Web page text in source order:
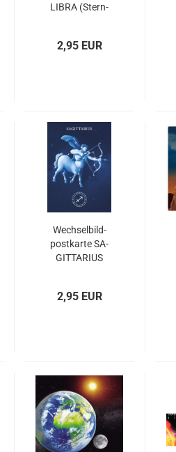
LIBRA (Stern­
2,95 EUR
Wech­sel­bild­
post­kar­te SA­
GIT­TA­RI­US
2,95 EUR